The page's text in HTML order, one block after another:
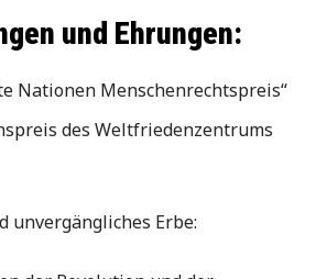
und Ehrungen:
Nationen Menschenrechtspreis“
des Weltfriedenzentrums
unvergängliches Erbe: